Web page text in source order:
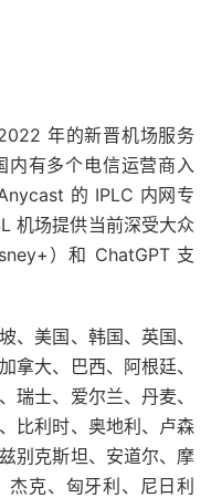
年的新晋机场服务
有多个电信运营商入
的 IPLC 内网专
机场提供当前深受大众
）和 ChatGPT 支
、美国、韩国、英国、
拿大、巴西、阿根廷、
瑞士、爱尔兰、丹麦、
比利时、奥地利、卢森
别克斯坦、安道尔、摩
杰克、匈牙利、尼日利